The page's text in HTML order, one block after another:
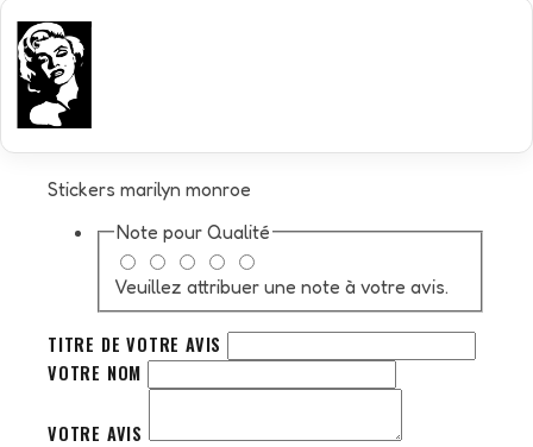
Stickers marilyn monroe
Note pour Qualité
Veuillez attribuer une note à votre avis.
TITRE DE VOTRE AVIS
VOTRE NOM
VOTRE AVIS